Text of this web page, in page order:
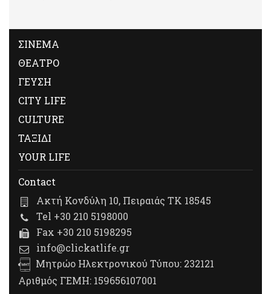
ΣΙΝΕΜΑ
ΘΕΑΤΡΟ
ΓΕΥΣΗ
CITY LIFE
CULTURE
ΤΑΞΙΔΙ
YOUR LIFE
Contact
Ακτή Κονδύλη 10, Πειραιάς ΤΚ 18545
Tel +30 210 5198000
Fax +30 210 5198295
info@clickatlife.gr
Μητρώο Ηλεκτρονικού Τύπου: 232121
Αριθμός ΓΕΜΗ: 159656107001